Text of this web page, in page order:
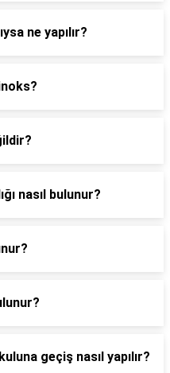
ne yapılır?
nasıl bulunur?
geçiş nasıl yapılır?